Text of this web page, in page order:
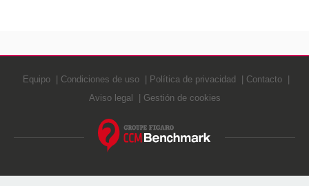
Equipo Condiciones de uso Política de privacidad
Contacto
Aviso legal
Gestión de cookies